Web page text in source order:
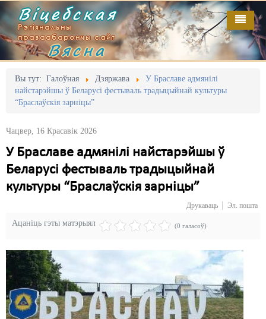
Віцебская
Рэгіянальны
праваабарончы сайт
Вясна
Вы тут: Галоўная Дзяржава
У Браславе адмянілі
найстарэйшы ў Беларусі фестываль традыцыйнай культуры
“Браслаўскія зарніцы”
Чацвер, 16 Красавік 2026
У Браславе адмянілі найстарэйшы ў
Беларусі фестываль традыцыйнай
культуры “Браслаўскія зарніцы”
Друкаваць Эл. пошта
Ацаніць гэты матэрыял (0 галасоў)
Галоўная
Адміністрацыйны перасьлед
Акцыі
Выбары
Грамадзянскія ініцыятывы
Дзяржава
Дыскрымінацыя
Карная псыхіятрыя
КПЧ ААН
Культурныя правы
Выданьні
Відэа
Пра нас
RSS